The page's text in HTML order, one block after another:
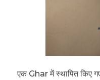
एक Ghar में स्थापित किए